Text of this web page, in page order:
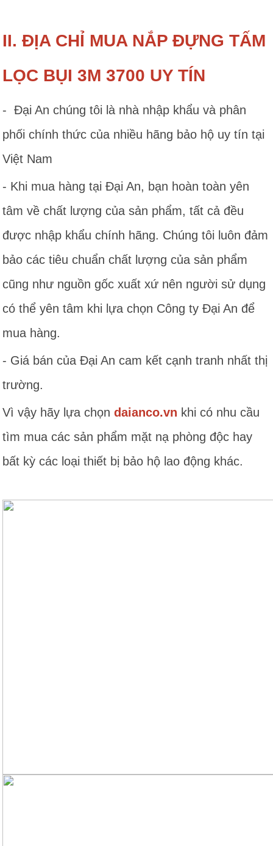
II. ĐỊA CHỈ MUA NẮP ĐỰNG TẤM
LỌC BỤI 3M 3700 UY TÍN
- Đại An chúng tôi là nhà nhập khẩu và phân
phối chính thức của nhiều hãng bảo hộ uy tín tại
Việt Nam
- Khi mua hàng tại Đại An, bạn hoàn toàn yên
tâm về chất lượng của sản phẩm, tất cả đều
được nhập khẩu chính hãng. Chúng tôi luôn đảm
bảo các tiêu chuẩn chất lượng của sản phẩm
cũng như nguồn gốc xuất xứ nên người sử dụng
có thể yên tâm khi lựa chọn Công ty Đại An để
mua hàng.
- Giá bán của Đại An cam kết cạnh tranh nhất thị
trường.
Vì vậy hãy lựa chọndaianco.vn khi có nhu cầu
tìm mua các sản phẩm mặt nạ phòng độc hay
bất kỳ các loại thiết bị bảo hộ lao động khác.